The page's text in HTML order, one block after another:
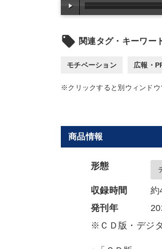
local_offer 関連タグ・キーワー
モチベーション 広報・
※クリックすると別ウィンドウ
商品情報
形態
収録時間
約
発刊年
※ＣＤ版・デジ